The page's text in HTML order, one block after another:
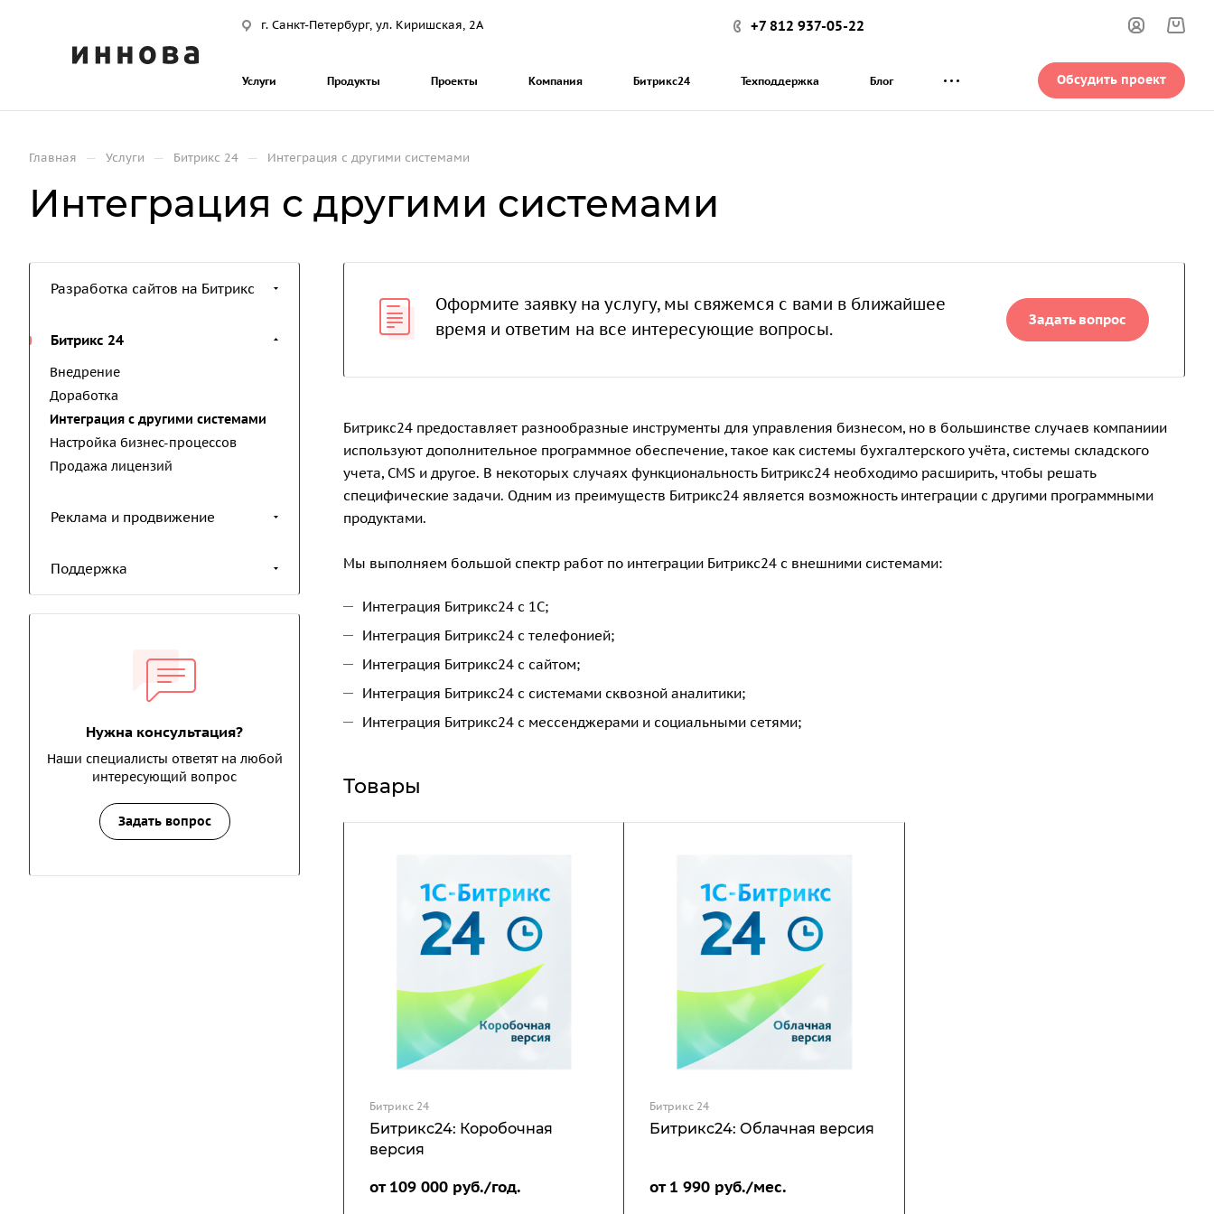
г. Санкт-Петербург, ул. Киришская, 2А +7 812 937-05-22
Услуги Продукты Проекты Компания Битрикс24 Техподдержка Блог Обсудить проект
Главная — Услуги — Битрикс 24 — Интеграция с другими системами
Интеграция с другими системами
Оформите заявку на услугу, мы свяжемся с вами в ближайшее
время и ответим на все интересующие вопросы.
Задать вопрос
Битрикс24 предоставляет разнообразные инструменты для управления бизнесом, но в большинстве случаев компаниии
используют дополнительное программное обеспечение, такое как системы бухгалтерского учёта, системы складского
учета, CMS и другое. В некоторых случаях функциональность Битрикс24 необходимо расширить, чтобы решать
специфические задачи. Одним из преимуществ Битрикс24 является возможность интеграции с другими программными
продуктами.
Мы выполняем большой спектр работ по интеграции Битрикс24 с внешними системами:
Интеграция Битрикс24 с 1С;
Интеграция Битрикс24 с телефонией;
Интеграция Битрикс24 с сайтом;
Интеграция Битрикс24 с системами сквозной аналитики;
Интеграция Битрикс24 с мессенджерами и социальными сетями;
Товары
Битрикс 24
Битрикс24: Коробочная
версия
от 109 000 руб./год.
Битрикс 24
Битрикс24: Облачная версия
от 1 990 руб./мес.
Разработка сайтов на Битрикс
Битрикс 24
Внедрение
Доработка
Интеграция с другими системами
Настройка бизнес-процессов
Продажа лицензий
Реклама и продвижение
Поддержка
Нужна консультация?
Наши специалисты ответят на любой
интересующий вопрос
Задать вопрос